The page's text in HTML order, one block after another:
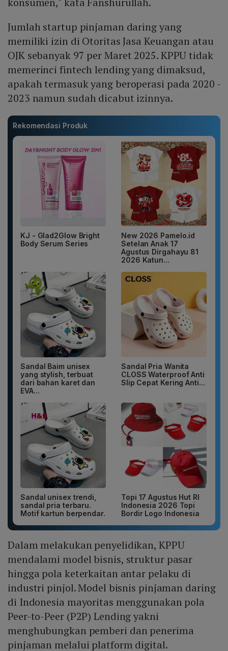
Jumlah startup pinjaman daring yang
memiliki izin di Otoritas Jasa Keuangan atau
OJK sebanyak 97 per Maret 2025. KPPU tidak
memerinci fintech lending yang dimaksud,
apakah termasuk yang beroperasi pada 2020 -
2023 namun sudah dicabut izinnya.
Rekomendasi Produk
KJ - Glad2Glow Bright
Body Serum Series
New 2026 Pamelo.id
Setelan Anak 17
Agustus Dirgahayu 81
2026 Katun...
Sandal Baim unisex
yang stylish, terbuat
dari bahan karet dan
EVA...
Sandal Pria Wanita
CLOSS Waterproof Anti
Slip Cepat Kering Anti...
Sandal unisex trendi,
sandal pria terbaru.
Motif kartun berpendar.
Topi 17 Agustus Hut RI
Indonesia 2026 Topi
Bordir Logo Indonesia
Dalam melakukan penyelidikan, KPPU
mendalami model bisnis, struktur pasar
hingga pola keterkaitan antar pelaku di
industri pinjol. Model bisnis pinjaman daring
di Indonesia mayoritas menggunakan pola
Peer-to-Peer (P2P) Lending yakni
menghubungkan pemberi dan penerima
pinjaman melalui platform digital.